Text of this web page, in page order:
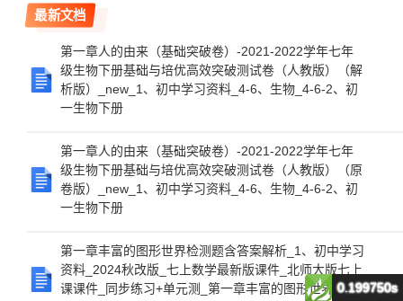
最新文档
第一章人的由来（基础突破卷）-2021-2022学年七年
级生物下册基础与培优高效突破测试卷（人教版）（解
析版）_new_1、初中学习资料_4-6、生物_4-6-2、初
一生物下册
第一章人的由来（基础突破卷）-2021-2022学年七年
级生物下册基础与培优高效突破测试卷（人教版）（原
卷版）_new_1、初中学习资料_4-6、生物_4-6-2、初
一生物下册
第一章丰富的图形世界检测题含答案解析_1、初中学习
资料_2024秋改版_七上数学最新版课件_北师大版七上
课课件_同步练习+单元测_第一章丰富的图形世界_单0.199750s